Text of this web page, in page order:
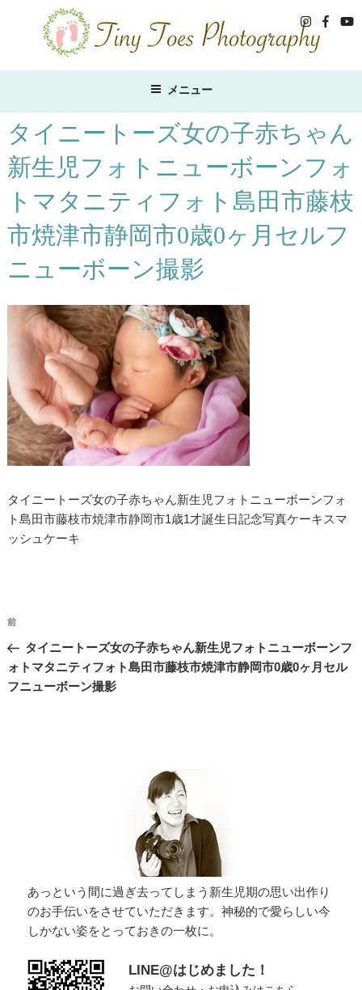
ン
キ
ッ
メニュー
タイニートーズ女の子赤ちゃん
新生児フォトニューボーンフォ
トマタニティフォト島田市藤枝
市焼津市静岡市0歳0ヶ月セルフ
ニューボーン撮影
タイニートーズ女の子赤ちゃん新生児フォトニューボーンフォ
ト島田市藤枝市焼津市静岡市1歳1才誕生日記念写真ケーキスマ
ッシュケーキ
投
稿
ナ
ビ
過
去
の
投
前
タイニートーズ女の子赤ちゃん新生児フォトニューボーンフ
ォトマタニティフォト島田市藤枝市焼津市静岡市0歳0ヶ月セル
フニューボーン撮影
あっという間に過ぎ去ってしまう新生児期の思い出作り
のお手伝いをさせていただきます。神秘的で愛らしい今
しかない姿をとっておきの一枚に。
LINE@はじめました！